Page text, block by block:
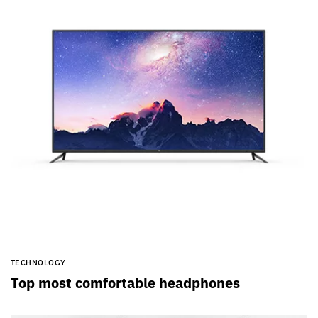
TECHNOLOGY
Top most comfortable headphones